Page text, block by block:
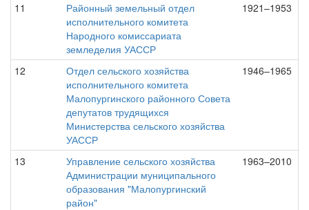
11
Районный земельный отдел
исполнительного комитета
Народного комиссариата
земледелия УАССР
1921–1953
12
Отдел сельского хозяйства
исполнительного комитета
Малопургинского районного Совета
депутатов трудящихся
Министерства сельского хозяйства
УАССР
1946–1965
13
Управление сельского хозяйства
Администрации муниципального
образования "Малопургинский
район"
1963–2010